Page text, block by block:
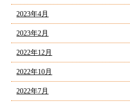
2023年4月
2023年2月
2022年12月
2022年10月
2022年7月